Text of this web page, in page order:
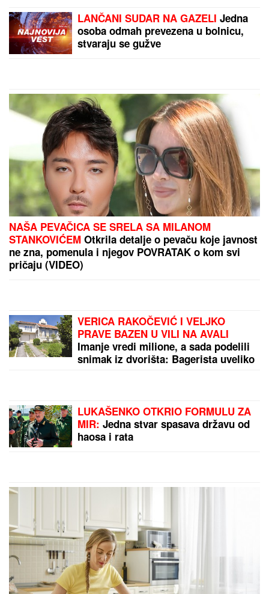
"Specijalan pozdrav za Slobu Vasića, Minu Kostić i
celo F odeljenje u Lazi" Vuk Mob opet šokira
izjavom!
"Pretio mi je ubistvom, 5 godina sam